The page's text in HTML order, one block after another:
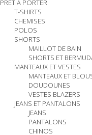
PRÊT À PORTER
T-SHIRTS
CHEMISES
POLOS
SHORTS
MAILLOT DE BAIN
SHORTS ET
MANTEAUX ET VESTES
MANTEAUX ET
DOUDOUNES
VESTES BLAZERS
JEANS ET PANTALONS
JEANS
PANTALONS
CHINOS